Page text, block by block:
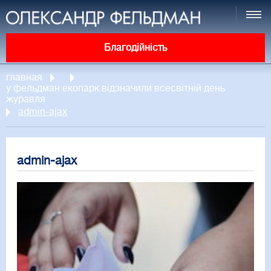
Благодійність
главная
у фельдман екопарк відзначили всесвітній день
журавля
admin-ajax
admin-ajax